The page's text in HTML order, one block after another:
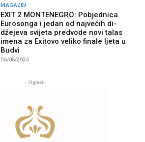
MAGAZIN
EXIT 2 MONTENEGRO: Pobjednica
Eurosonga i jedan od najvećih di-
džejeva svijeta predvode novi talas
imena za Exitovo veliko finale ljeta u
Budvi
06/08/2026
- Oglasi-